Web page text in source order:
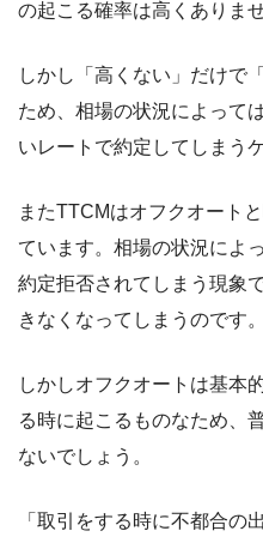
の起こる確率は高くありませ
しかし「高くない」だけで
ため、相場の状況によって
いレートで約定してしまう
またTTCMはオフクオート
ています。相場の状況によ
約定拒否されてしまう現象
きなくなってしまうのです。
しかしオフクオートは基本
る時に起こるものなため、
ないでしょう。
「取引をする時に不都合の